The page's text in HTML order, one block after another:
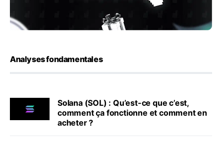
Analyses fondamentales
Solana (SOL) : Qu’est-ce que c’est,
comment ça fonctionne et comment en
acheter ?